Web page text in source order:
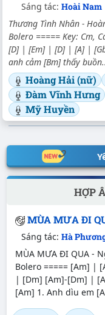
Sáng tác: Hoài Nam
Thương Tình Nhân -
Bolero ===== Key: Cm,
[D] | [Em] | [D] | [A] |
anh cảm [Bm] thấy
Hoàng Hải (nữ)
Đàm Vĩnh Hưng
Mỹ Huyền
HỢP
MÙA MƯA ĐI
Sáng tác: Hà
MÙA MƯA ĐI QUA -
Bolero ===== [Am] |
| [Dm] [Am]-[Dm] |
[Am] 1. Anh dìu em